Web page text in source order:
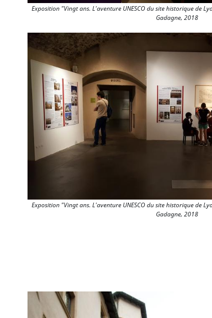
Exposition "Vingt ans. L'aventure UNESCO du site historique de
Gadagne, 2018
Exposition "Vingt ans. L'aventure UNESCO du site historique de
Gadagne, 2018